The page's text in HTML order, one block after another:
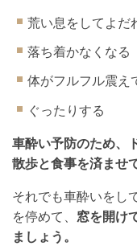
荒い息をしてよだ
落ち着かなくなる
体がフルフル震え
ぐったりする
車酔い予防のため、
散歩と食事を済ませ
それでも車酔いをし
を停めて、 窓を開け
ましょう。